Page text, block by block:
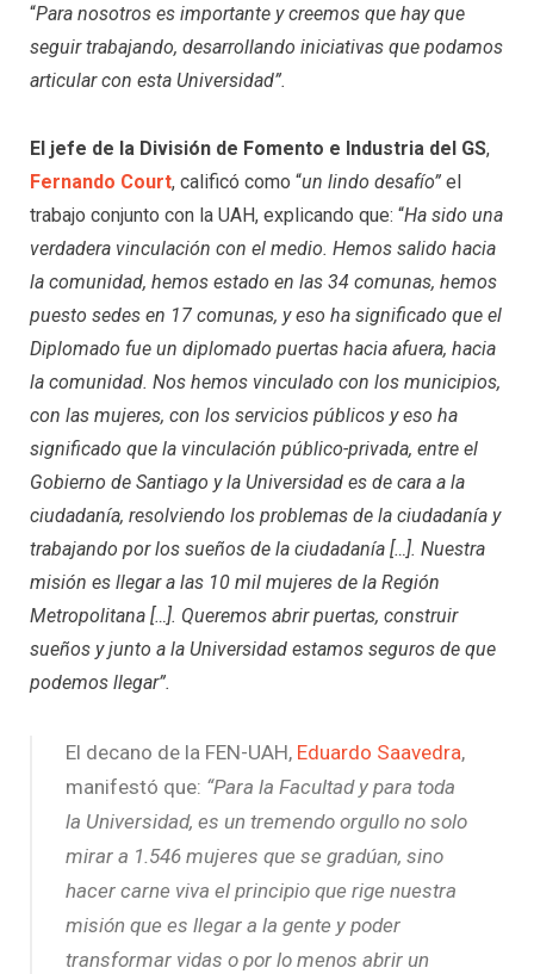
“Para nosotros es importante y creemos que hay que
seguir trabajando, desarrollando iniciativas que podamos
articular con esta Universidad”.
El jefe de la División de Fomento e Industria del GS,
Fernando Court, calificó como “un lindo desafío” el
trabajo conjunto con la UAH, explicando que: “Ha sido una
verdadera vinculación con el medio. Hemos salido hacia
la comunidad, hemos estado en las 34 comunas, hemos
puesto sedes en 17 comunas, y eso ha significado que el
Diplomado fue un diplomado puertas hacia afuera, hacia
la comunidad. Nos hemos vinculado con los municipios,
con las mujeres, con los servicios públicos y eso ha
significado que la vinculación público-privada, entre el
Gobierno de Santiago y la Universidad es de cara a la
ciudadanía, resolviendo los problemas de la ciudadanía y
trabajando por los sueños de la ciudadanía […]. Nuestra
misión es llegar a las 10 mil mujeres de la Región
Metropolitana […]. Queremos abrir puertas, construir
sueños y junto a la Universidad estamos seguros de que
podemos llegar”.
El decano de la FEN-UAH, Eduardo Saavedra,
manifestó que: “Para la Facultad y para toda
la Universidad, es un tremendo orgullo no solo
mirar a 1.546 mujeres que se gradúan, sino
hacer carne viva el principio que rige nuestra
misión que es llegar a la gente y poder
transformar vidas o por lo menos abrir un